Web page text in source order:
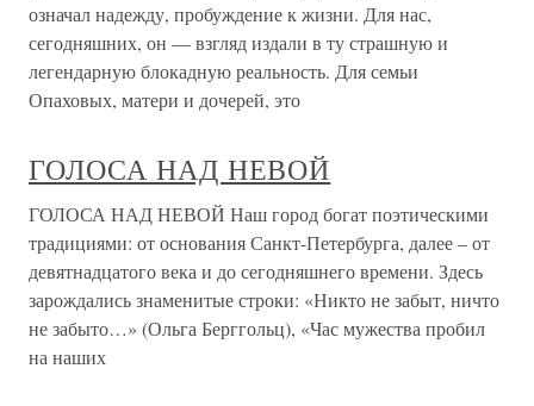
означал надежду, пробуждение к жизни. Для нас,
сегодняшних, он — взгляд издали в ту страшную и
легендарную блокадную реальность. Для семьи
Опаховых, матери и дочерей, это
ГОЛОСА НАД НЕВОЙ
ГОЛОСА НАД НЕВОЙ Наш город богат поэтическими
традициями: от основания Санкт-Петербурга, далее – от
девятнадцатого века и до сегодняшнего времени. Здесь
зарождались знаменитые строки: «Никто не забыт, ничто
не забыто…» (Ольга Берггольц), «Час мужества пробил
на наших